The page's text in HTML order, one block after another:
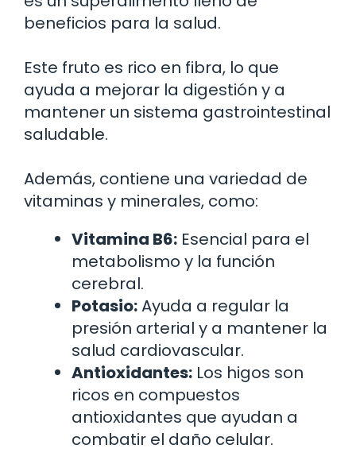
beneficios para la salud.
Este fruto es rico en fibra, lo que
ayuda a mejorar la digestión y a
mantener un sistema gastrointestinal
saludable.
Además, contiene una variedad de
vitaminas y minerales, como:
Vitamina B6: Esencial para el
metabolismo y la función
cerebral.
Potasio:Ayuda a regular la
presión arterial y a mantener la
salud cardiovascular.
Antioxidantes: Los higos son
ricos en compuestos
antioxidantes que ayudan a
combatir el daño celular.